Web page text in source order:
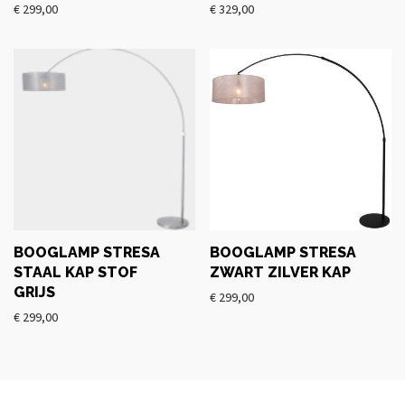
€ 299,00 €329,00
BOOGLAMP STRESA
STAAL KAP STOF
GRIJS
€ 299,00
BOOGLAMP STRESA
ZWART ZILVER KAP
€ 299,00